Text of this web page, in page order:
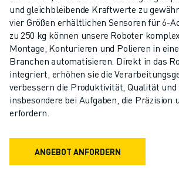
ROBODRILL SOFTWARE
ROBODRILL VORBEUGENDE WARTUNG
ROBODRILL NACHHALTIGKEIT
ROBODRILL ROBOTER-PAKET
ROBODRILL BILDUNGSPAKET
ELEKTRISCHE SPRITZGUSSMASCHINEN
ROBOSHOT-FILTER
ROBOSHOT ELEKTRISCHE
ROBOSHOT SOFTWARE
ROBOSHOT NACHHALTIGKEIT
und gleichbleibende Kraftwerte zu
vier Größen erhältlichen Sensoren für 6-
zu 250 kg können unsere Roboter
Montage, Konturieren und Polieren in
Branchen automatisieren. Direkt in das
integriert, erhöhen sie die
verbessern die Produktivität, Qualität und
insbesondere bei Aufgaben, die Präzision
erfordern.
ANGEBOT ANFORDERN